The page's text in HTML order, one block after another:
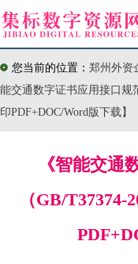
您当前的位置： 郑州外资
能交通数字证书应用接口规
印PDF+DOC/Word版下载】
《智能交通
（GB/